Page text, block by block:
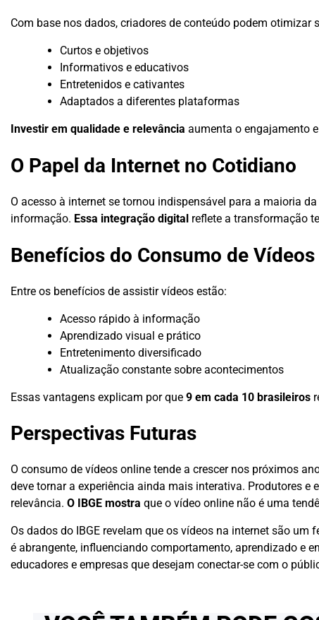
Com base nos dados, criadores de conteúdo podem
Curtos e objetivos
Informativos e educativos
Entretenidos e cativantes
Adaptados a diferentes plataformas
Investir em qualidade e relevância aumenta o engajamento
O Papel da Internet no Cotidiano
O acesso à internet se tornou indispensável para a maioria
informação. Essa integração digital reflete a transformação
Benefícios do Consumo de Vídeos
Entre os benefícios de assistir vídeos estão:
Acesso rápido à informação
Aprendizado visual e prático
Entretenimento diversificado
Atualização constante sobre acontecimentos
Essas vantagens explicam por que 9 em cada 10 brasileiros
Perspectivas Futuras
O consumo de vídeos online tende a crescer nos próximos
deve tornar a experiência ainda mais interativa. Produtores
relevância. O IBGE mostra que o vídeo online não é uma
Os dados do IBGE revelam que os vídeos na internet são
é abrangente, influenciando comportamento, aprendizado e
educadores e empresas que desejam conectar-se com o